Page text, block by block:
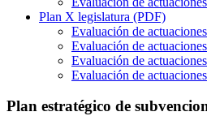
Plan X legislatura (PDF)
Evaluación de
Evaluación de
Evaluación de
Evaluación de
Plan estratégico de